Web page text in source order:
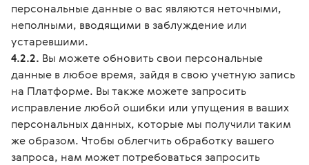
персональные данные о вас являются неточными,
неполными, вводящими в заблуждение или
устаревшими.
4.2.2. Вы можете обновить свои персональные
данные в любое время, зайдя в свою учетную запись
на Платформе. Вы также можете запросить
исправление любой ошибки или упущения в ваших
персональных данных, которые мы получили таким
же образом. Чтобы облегчить обработку вашего
запроса, нам может потребоваться запросить